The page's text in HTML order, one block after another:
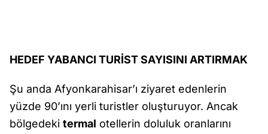
HEDEF YABANCI TURİST SAYISINI ARTIRMAK
Şu anda Afyonkarahisar’ı ziyaret edenlerin
yüzde 90’ını yerli turistler oluşturuyor. Ancak
bölgedeki termal otellerin doluluk oranlarını